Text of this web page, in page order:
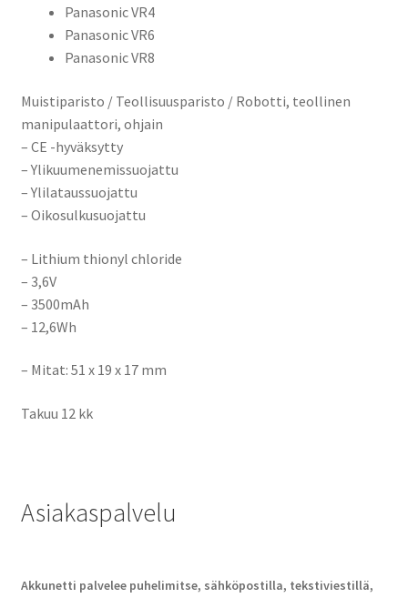
Panasonic VR4
Panasonic VR6
Panasonic VR8
Muistiparisto / Teollisuusparisto / Robotti, teollinen
manipulaattori, ohjain
– CE -hyväksytty
– Ylikuumenemissuojattu
– Ylilataussuojattu
– Oikosulkusuojattu
– Lithium thionyl chloride
– 3,6V
– 3500mAh
– 12,6Wh
– Mitat: 51 x 19 x 17 mm
Takuu 12 kk
Asiakaspalvelu
Akkunetti palvelee puhelimitse, sähköpostilla, tekstiviestillä,